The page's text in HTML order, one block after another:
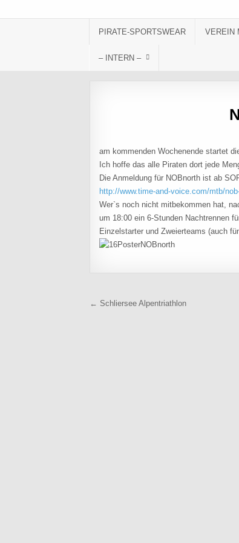
PIRATE-SPORTSWEAR VEREIN
– INTERN –
am kommenden Wochenende startet
Ich hoffe das alle Piraten dort jede
Die Anmeldung für NOBnorth ist ab
http://www.time-and-voice.com/mtb/
Wer`s noch nicht mitbekommen hat,
um 18:00 ein 6-Stunden Nachtrennen
Einzelstarter und Zweierteams (auch
Beitragsnavigation
← Schliersee Alpentriathlon